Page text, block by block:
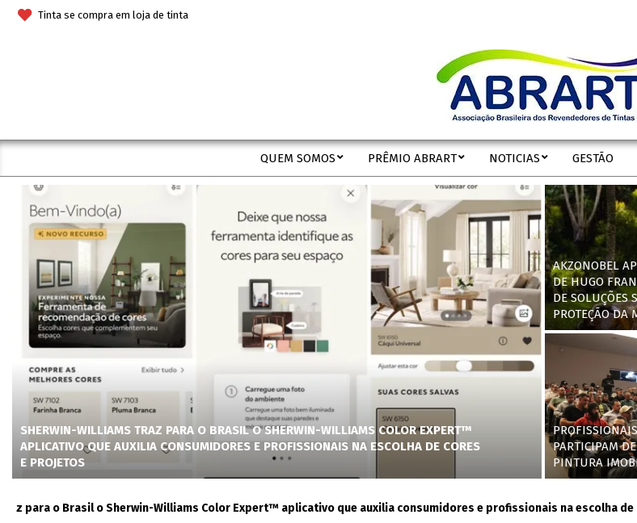
Skip
Tinta se compra em loja de tinta
ABRART
Secondary
Navigation
Menu
QUEM SOMOS PRÊMIO ABRART NOTICIAS GESTÃO
SHERWIN-WILLIAMS TRAZ PARA O BRASIL O SHERWIN-WILLIAMS COLOR EXPERT™
APLICATIVO QUE AUXILIA CONSUMIDORES E PROFISSIONAIS NA ESCOLHA DE CORES
E PROJETOS
AKZONOBEL
DE HUGO
DE SOLUÇÕES
PROTEÇÃO DA
PARTICIPAM
PINTURA
o Brasil o Sherwin-Williams Color Expert™ aplicativo que auxilia consumidores e profissionais na escolha de